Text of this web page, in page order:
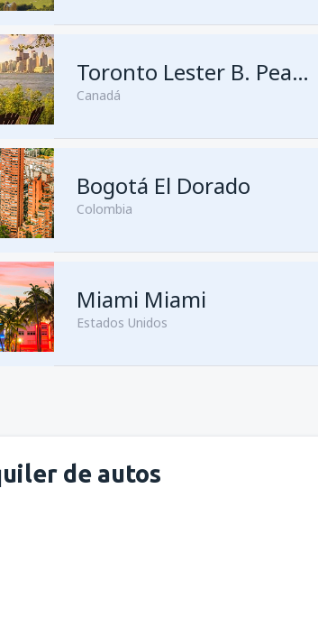
Toronto Lester B. Pearson
Canadá
Bogotá El Dorado
Colombia
Miami Miami
Estados Unidos
de autos